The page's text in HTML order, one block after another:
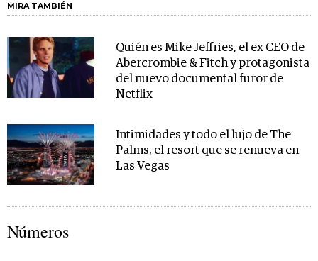
MIRA TAMBIÉN
Quién es Mike Jeffries, el ex CEO de
Abercrombie & Fitch y protagonista
del nuevo documental furor de
Netflix
Intimidades y todo el lujo de The
Palms, el resort que se renueva en
Las Vegas
Números